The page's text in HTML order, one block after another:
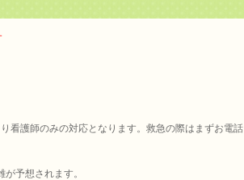
看護師のみの対応となります。救急の際はまずお電話
予想されます。